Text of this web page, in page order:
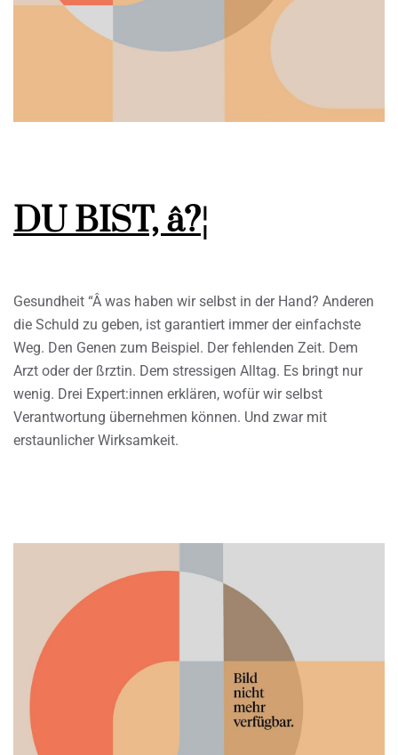
DU BIST, â?¦
Gesundheit “Â was haben wir selbst in der Hand? Anderen
die Schuld zu geben, ist garantiert immer der einfachste
Weg. Den Genen zum Beispiel. Der fehlenden Zeit. Dem
Arzt oder der ßrztin. Dem stressigen Alltag. Es bringt nur
wenig. Drei Expert:innen erklären, wofür wir selbst
Verantwortung übernehmen können. Und zwar mit
erstaunlicher Wirksamkeit.